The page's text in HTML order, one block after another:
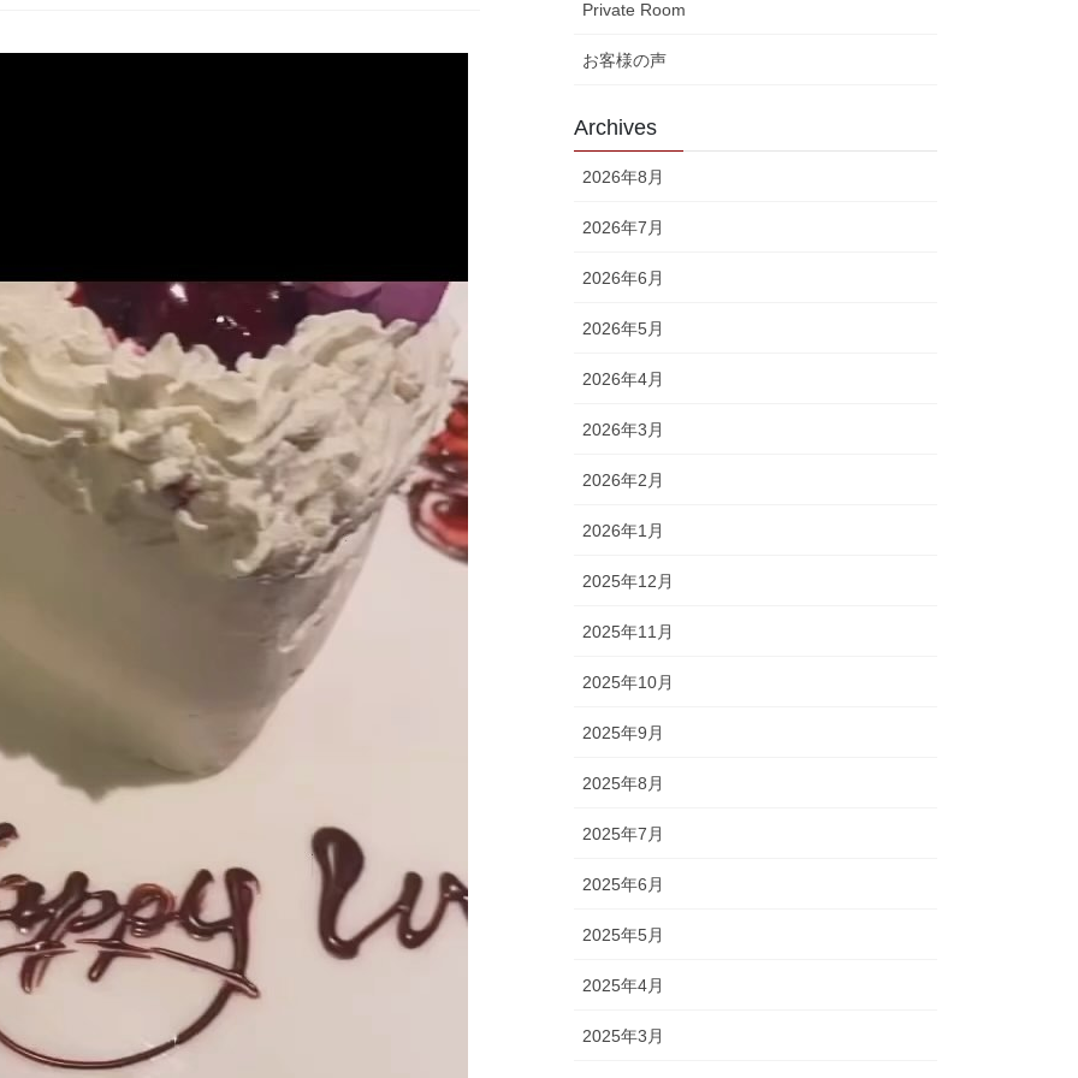
Private Room
お客様の声
Archives
2026年8月
2026年7月
2026年6月
2026年5月
2026年4月
2026年3月
2026年2月
2026年1月
2025年12月
2025年11月
2025年10月
2025年9月
2025年8月
2025年7月
2025年6月
2025年5月
2025年4月
2025年3月